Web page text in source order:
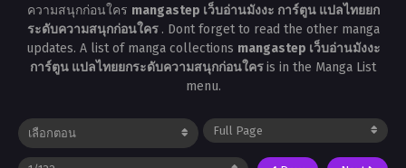
ความสนุกก่อนใคร mangastep เว็บอ่านมังงะ การ์ตูน แปลไทยยก
ระดับความสนุกก่อนใคร . Dont forget to read the other manga
updates. A list of manga collections mangastep เว็บอ่านมังงะ
การ์ตูน แปลไทยยกระดับความสนุกก่อนใครis in the Manga List
menu.